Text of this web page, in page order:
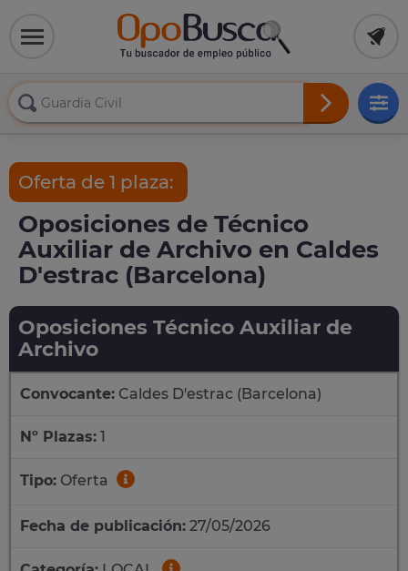
Oferta de 1 plaza:
Oposiciones de Técnico
Auxiliar de Archivo en Caldes
D'estrac (Barcelona)
Oposiciones Técnico Auxiliar de
Archivo
Convocante: Caldes D'estrac (Barcelona)
Nº Plazas: 1
Tipo: Oferta
Fecha de publicación: 27/05/2026